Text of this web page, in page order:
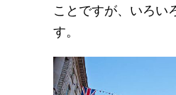
ことですが、いろい
す。